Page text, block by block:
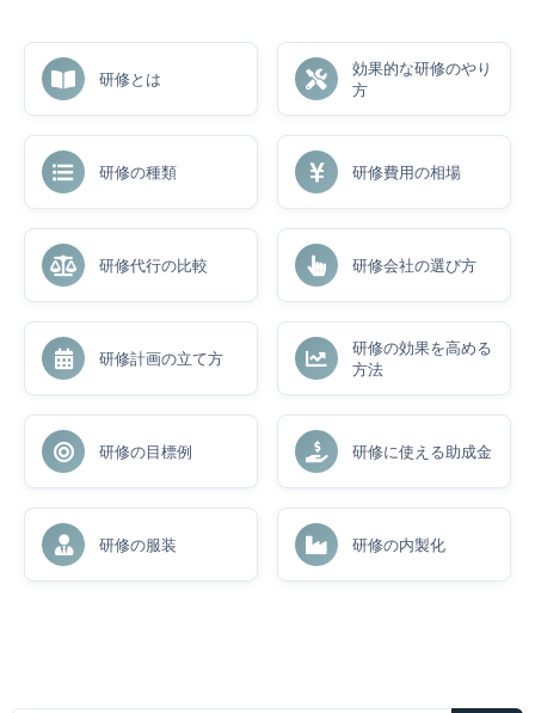
研修とは
効果的な研修のやり
方
研修の種類 研修費用の相場
研修代行の比較 研修会社の選び方
研修計画の立て方
研修の効果を高める
方法
研修の目標例 研修に使える助成金
研修の服装 研修の内製化